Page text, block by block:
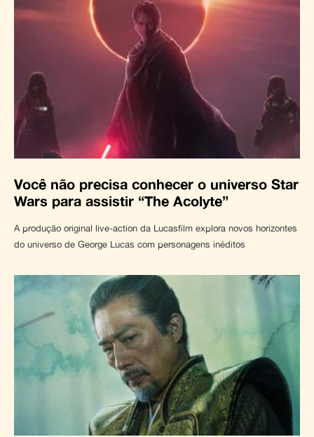
Você não precisa conhecer o universo Star
Wars para assistir “The Acolyte”
A produção original live-action da Lucasfilm explora novos horizontes
do universo de George Lucas com personagens inéditos